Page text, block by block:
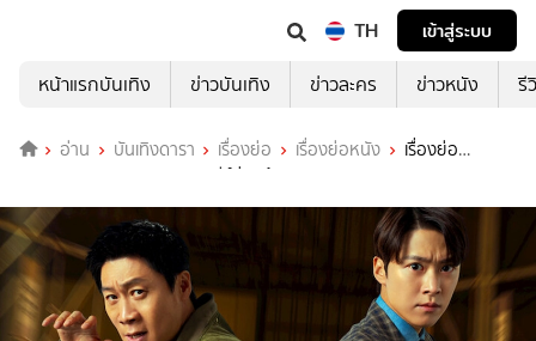
TH
เข้าสู่ระบบ
หน้าแรกบันเทิง
ข่าวบันเทิง ข่าวละคร ข่าวหนัง รี
อ่าน บันเทิงดารา เรื่องย่อ เรื่องย่อหนัง
เรื่องย่อ
Husbands in Action คุณสามีส์ช่วยด้วย!